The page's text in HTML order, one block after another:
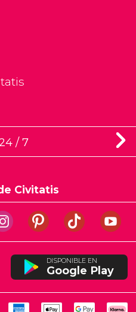
/ 7
Civitatis
DISPONIBLE EN
Google Play